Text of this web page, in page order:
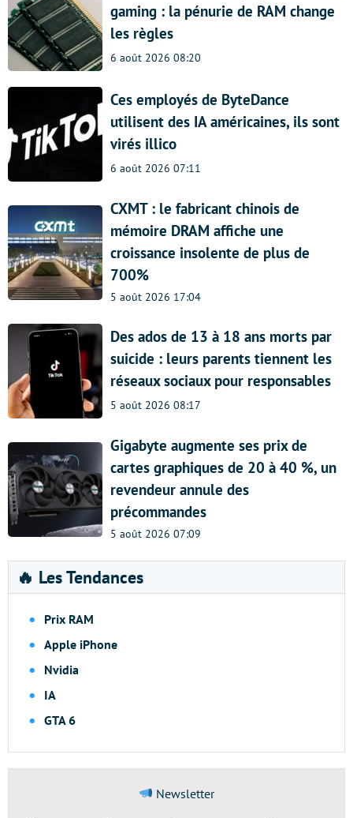
gaming : la pénurie de RAM change
les règles
6 août 2026 08:20
Ces employés de ByteDance
utilisent des IA américaines, ils sont
virés illico
6 août 2026 07:11
CXMT : le fabricant chinois de
mémoire DRAM affiche une
croissance insolente de plus de
700%
5 août 2026 17:04
Des ados de 13 à 18 ans morts par
suicide : leurs parents tiennent les
réseaux sociaux pour responsables
5 août 2026 08:17
Gigabyte augmente ses prix de
cartes graphiques de 20 à 40 %, un
revendeur annule des
précommandes
5 août 2026 07:09
🔥 Les Tendances
Prix RAM
Apple iPhone
Nvidia
IA
GTA 6
Newsletter